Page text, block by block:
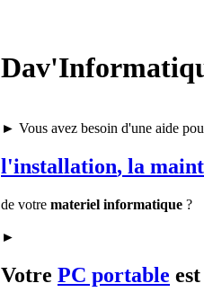
► Vous avez besoin d'une aide
l'installation, la
de votre materiel informatique ?
►
Votre PC portable